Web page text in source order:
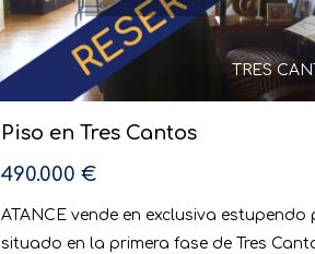
TRES
Piso en Tres Cantos
505.000 €
RESERVADO ATANCE vende en
estupendo piso situado en zona